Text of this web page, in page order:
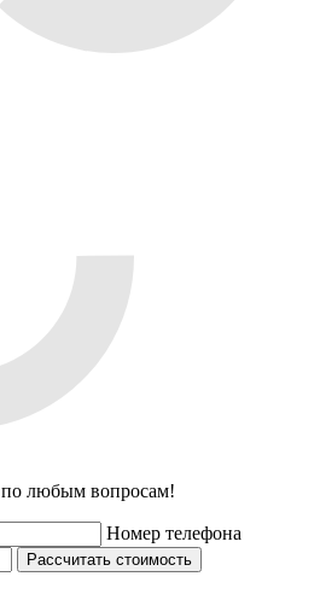
по любым вопросам!
Номер телефона
Рассчитать стоимость